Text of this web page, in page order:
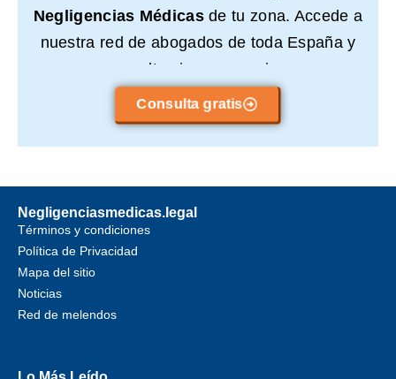
Negligencias Médicasde tu zona. Accede a
nuestra red de abogados de toda España y
consulta sin compromiso.
Consulta gratis
Negligenciasmedicas.legal
Términos y condiciones
Política de Privacidad
Mapa del sitio
Noticias
Red de melendos